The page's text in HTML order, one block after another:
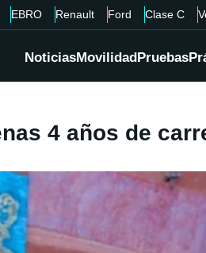
EBRO Renault Ford Clase C
NoticiasMovilidadPruebas
4 años de